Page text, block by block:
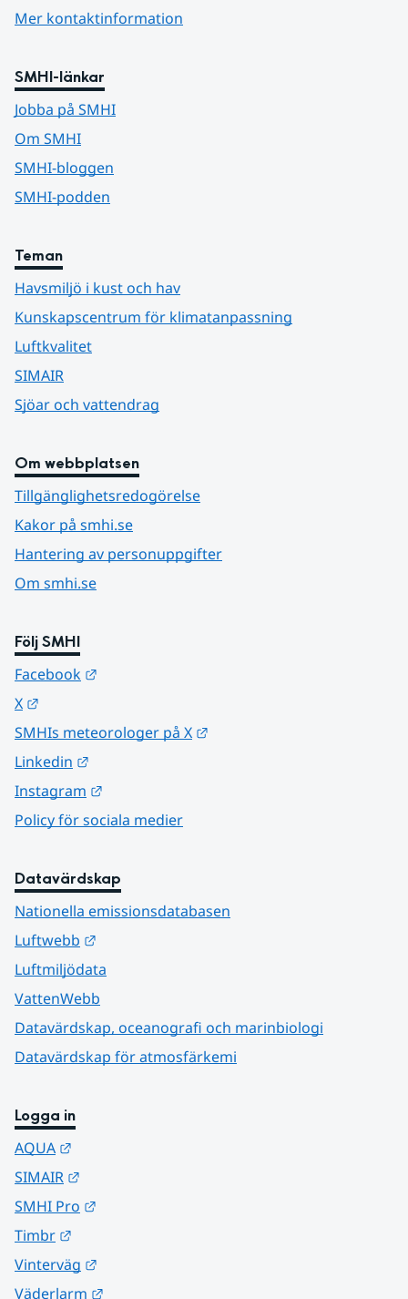
Mer kontaktinformation
SMHI-länkar
Jobba på SMHI
Om SMHI
SMHI-bloggen
SMHI-podden
Teman
Havsmiljö i kust och hav
Kunskapscentrum för klimatanpassning
Luftkvalitet
SIMAIR
Sjöar och vattendrag
Om webbplatsen
Tillgänglighetsredogörelse
Kakor på smhi.se
Hantering av personuppgifter
Om smhi.se
Följ SMHI
Facebook
X
SMHIs meteorologer på X
Linkedin
Instagram
Policy för sociala medier
Datavärdskap
Nationella emissionsdatabasen
Luftwebb
Luftmiljödata
VattenWebb
Datavärdskap, oceanografi och marinbiologi
Datavärdskap för atmosfärkemi
Logga in
AQUA
SIMAIR
SMHI Pro
Timbr
Vinterväg
Väderlarm